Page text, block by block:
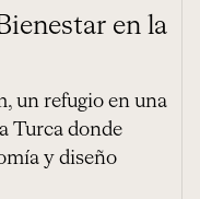
en la
un refugio en una
Turca donde
y diseño